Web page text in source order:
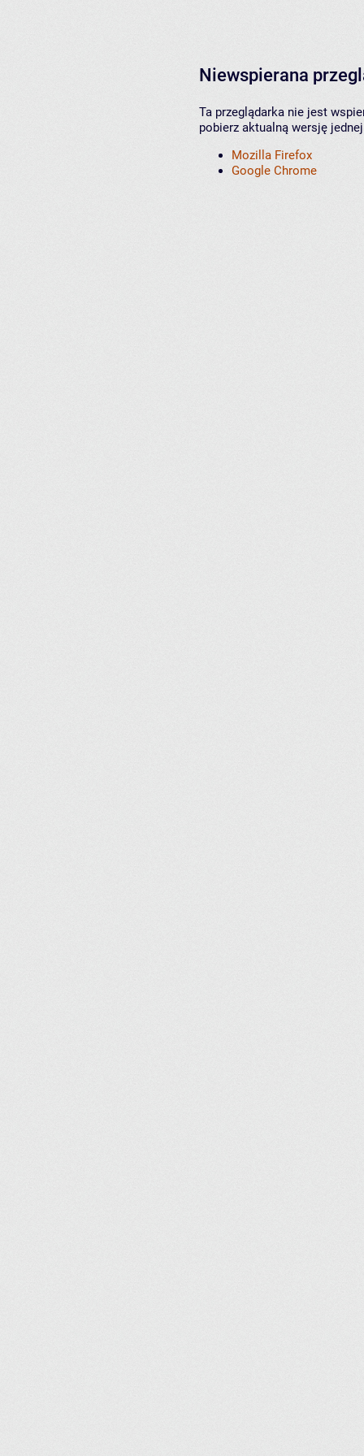
Niewspierana
Ta przeglądarka nie jest
pobierz aktualną wersję
Mozilla Firefox
Google Chrome